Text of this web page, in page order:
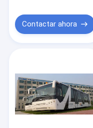
Contactar ahora